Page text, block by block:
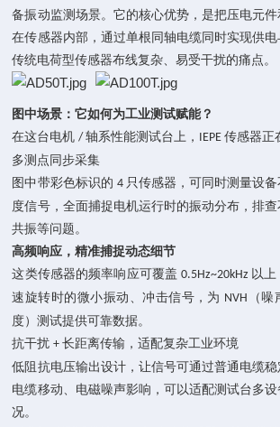
备振动监测场景。它的核心优势，是把压电元
在传感器内部，通过单根同轴电缆同时实现供
传统电荷型传感器布线复杂、易受干扰的痛点。
图中场景：它如何为工业测试赋能？
在这台电机 /轴系性能测试台上， IEPE传感器正
多测点同步采集
图中带彩色标识的 4 只传感器，可同时测量设备
度信号，全面捕捉电机运行时的振动分布，排查
共振等问题。
高频响应，精准捕捉动态细节
这类传感器的频率响应可覆盖 0.5Hz~20kHz 以上
速旋转时的微小振动、冲击信号，为 NVH （
度）测试提供可靠数据。
抗干扰 +长距离传输，适配复杂工业环境
低阻抗电压输出设计，让信号可通过普通电缆
电缆移动、电磁噪声影响，可以适配测试台多
况。